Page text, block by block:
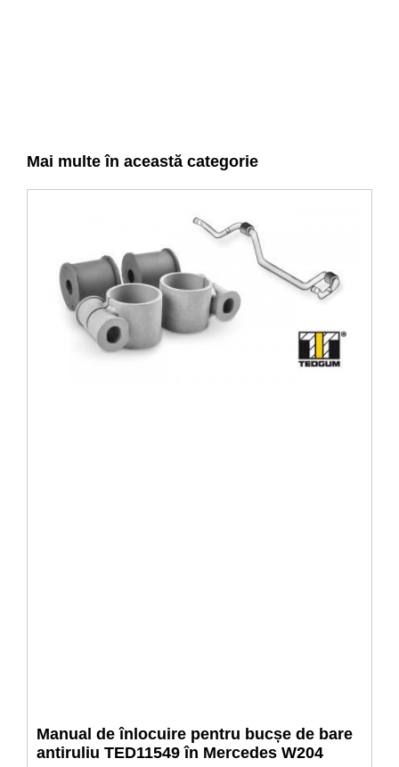
Mai multe în această categorie
Manual de înlocuire pentru bucșe de bare
antiruliu TED11549 în Mercedes W204